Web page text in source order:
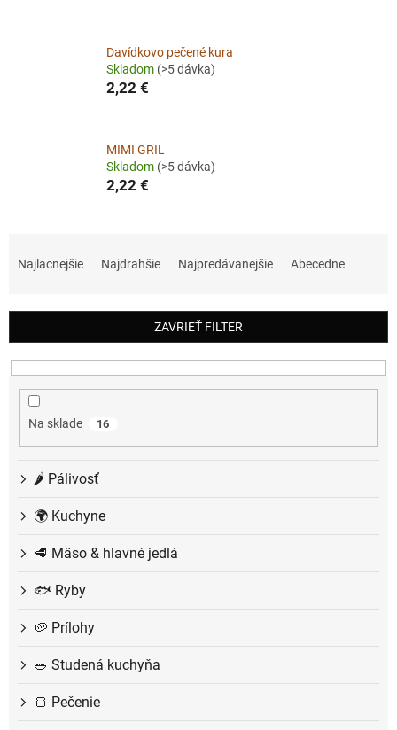
Davídkovo pečené kura
Skladom (>5 dávka)
2,22 €
MIMI GRIL
Skladom (>5 dávka)
2,22 €
i
e
p
Najlacnejšie Najdrahšie Najpredávanejšie Abecedne
ZAVRIEŤ FILTER
Na sklade 16
🌶️ Pálivosť
🌍 Kuchyne
🥩 Mäso & hlavné jedlá
🐟 Ryby
🥔 Prílohy
🥗 Studená kuchyňa
🍞 Pečenie